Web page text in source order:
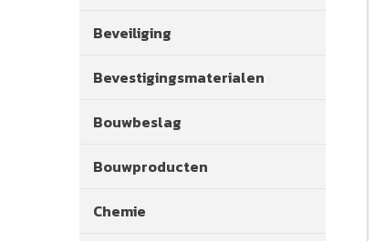
Beveiliging
Bevestigingsmaterialen
Bouwbeslag
Bouwproducten
Chemie